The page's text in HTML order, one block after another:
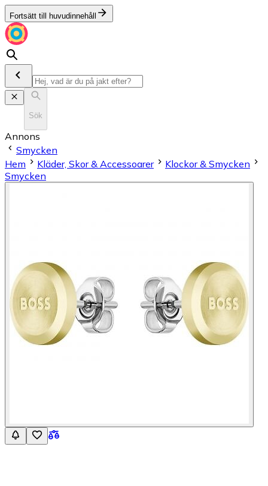
Fortsätt till huvudinnehåll
Sök
Annons
Smycken
Hem
Kläder, Skor & Accessoarer
Klockor & Smycken
Smycken